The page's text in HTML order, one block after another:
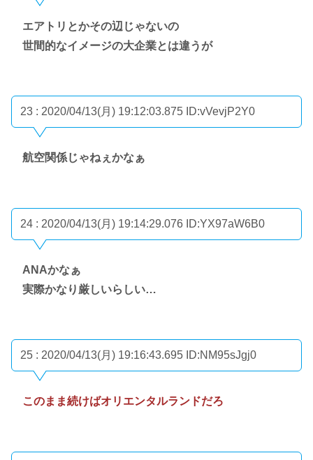
エアトリとかその辺じゃないの
世間的なイメージの大企業とは違うが
23 : 2020/04/13(月) 19:12:03.875 ID:vVevjP2Y0
航空関係じゃねぇかなぁ
24 : 2020/04/13(月) 19:14:29.076 ID:YX97aW6B0
ANAかなぁ
実際かなり厳しいらしい…
25 : 2020/04/13(月) 19:16:43.695 ID:NM95sJgj0
このまま続けばオリエンタルランドだろ